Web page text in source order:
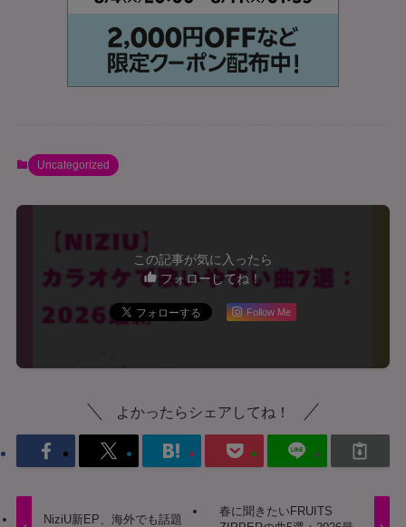
Uncategorized
この記事が気に入ったら
フォローしてね！
Follow Me
よかったらシェアしてね！
NiziU新EP、海外でも話題
春に聞きたいFRUITS